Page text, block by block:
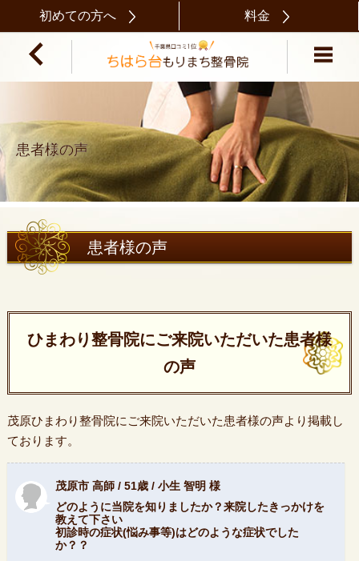
初めての方へ 料金
患者様の声
患者様の声
ひまわり整骨院にご来院いただいた患者様
の声
茂原ひまわり整骨院にご来院いただいた患者様の声より掲載し
ております。
茂原市 高師 / 51歳 / 小生 智明 様
どのように当院を知りましたか？来院したきっかけを
教えて下さい
初診時の症状(悩み事等)はどのような症状でした
か？？